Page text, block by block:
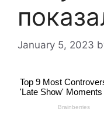
January 5, 2023